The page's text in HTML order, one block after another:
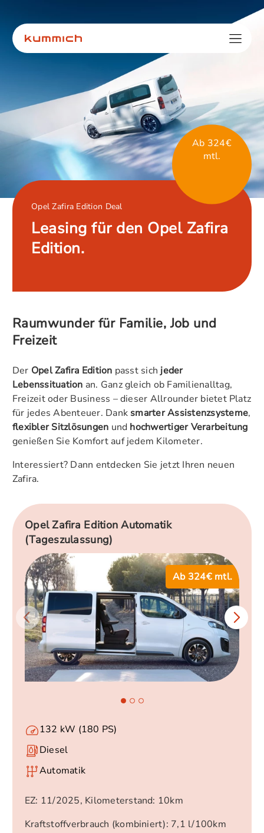
Opel Zafira Edition Deal
Leasing für den Opel Zafira
Edition.
Ab 324€
mtl.
Raumwunder für Familie, Job und
Freizeit
Der Opel Zafira Edition passt sich jeder
Lebenssituation an. Ganz gleich ob Familienalltag,
Freizeit oder Business – dieser Allrounder bietet Platz
für jedes Abenteuer. Danksmarter Assistenzsysteme,
flexibler Sitzlösungen und hochwertiger Verarbeitung
genießen Sie Komfort auf jedem Kilometer.
Interessiert? Dann entdecken Sie jetzt Ihren neuen
Zafira.
Opel Zafira Edition Automatik
(Tageszulassung)
Ab 324€ mtl.
132 kW (180 PS)
Diesel
Automatik
EZ: 11/2025, Kilometerstand: 10km
Kraftstoffverbrauch (kombiniert): 7,1 l/100km